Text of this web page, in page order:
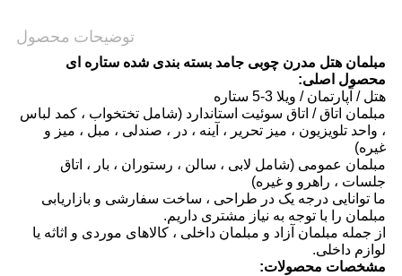
توضیحات محصول
مبلمان هتل مدرن چوبی جامد بسته بندی شده ستاره ای
محصول اصلی:
هتل / آپارتمان / ویلا 3-5 ستاره
مبلمان اتاق / اتاق سوئیت استاندارد (شامل تختخواب ، کمد لباس
، واحد تلویزیون ، میز تحریر ، آینه ، در ، صندلی ، مبل ، میز و
غیره)
مبلمان عمومی (شامل لابی ، سالن ، رستوران ، بار ، اتاق
جلسات ، راهرو و غیره)
ما توانایی درجه یک در طراحی ، ساخت سفارشی و بازاریابی
مبلمان را با توجه به نیاز مشتری داریم.
از جمله مبلمان آزاد و مبلمان داخلی ، کالاهای موردی و اثاثه یا
لوازم داخلی.
مشخصات محصولات: